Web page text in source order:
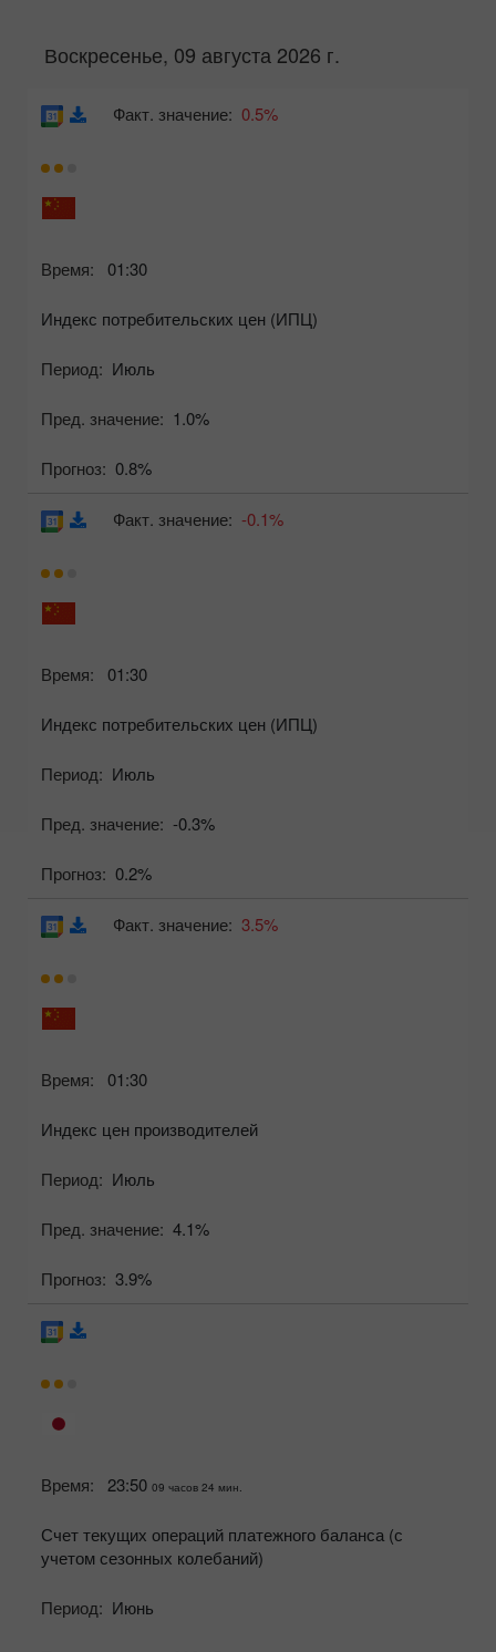
Воскресенье, 09 августа 2026 г.
Время: 01:30
Индекс потребительских цен (ИПЦ)
Период: Июль
Пред. значение: 1.0%
Прогноз: 0.8%
Факт. значение: 0.5%
Время: 01:30
Индекс потребительских цен (ИПЦ)
Период: Июль
Пред. значение: -0.3%
Прогноз: 0.2%
Факт. значение: -0.1%
Время: 01:30
Индекс цен производителей
Период: Июль
Пред. значение: 4.1%
Прогноз: 3.9%
Факт. значение: 3.5%
Время: 23:50 09 часов 24 мин.
Счет текущих операций платежного баланса (с
учетом сезонных колебаний)
Период: Июнь